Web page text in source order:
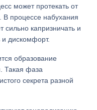
может протекать от
В процессе набухания
сильно капризничать и
и дискомфорт.
образование
Такая фаза
секрета разной